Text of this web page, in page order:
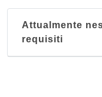
Attualmente
requisiti